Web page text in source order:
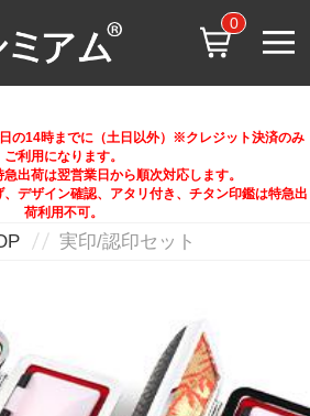
0
の14時までに（土日以外）※クレジット決済のみ
ご利用になります。
出荷は翌営業日から順次対応します。
デザイン確認、アタリ付き、チタン印鑑は特急出
荷利用不可。
実印/認印セット